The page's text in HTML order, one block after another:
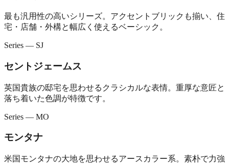
最も汎用性の高いシリーズ。アクセントブリックも揃い、住
宅・店舗・外構と幅広く使えるベーシック。
Series — SJ
セントジェームス
英国貴族の邸宅を思わせるクラシカルな表情。重厚な意匠と
落ち着いた色調が特徴です。
Series — MO
モンタナ
米国モンタナの大地を思わせるアースカラー系。素朴で力強